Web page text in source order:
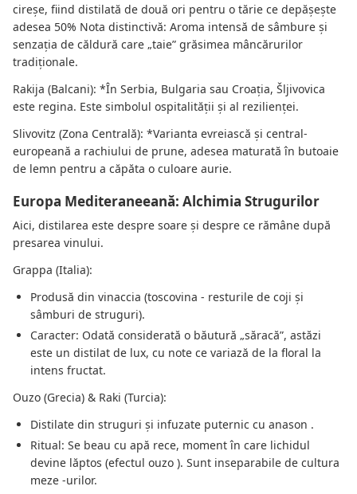
cireșe, fiind distilată de două ori pentru o tărie ce depășește
adesea 50% Nota distinctivă: Aroma intensă de sâmbure și
senzația de căldură care „taie” grăsimea mâncărurilor
tradiționale.
Rakija (Balcani): *În Serbia, Bulgaria sau Croația, Šljivovica
este regina. Este simbolul ospitalității și al rezilienței.
Slivovitz (Zona Centrală): *Varianta evreiască și central-
europeană a rachiului de prune, adesea maturată în butoaie
de lemn pentru a căpăta o culoare aurie.
Europa Mediteraneeană: Alchimia Strugurilor
Aici, distilarea este despre soare și despre ce rămâne după
presarea vinului.
Grappa (Italia):
Produsă din vinaccia (toscovina - resturile de coji și
sâmburi de struguri).
Caracter: Odată considerată o băutură „săracă”, astăzi
este un distilat de lux, cu note ce variază de la floral la
intens fructat.
Ouzo (Grecia) & Raki (Turcia):
Distilate din struguri și infuzate puternic cu anason .
Ritual: Se beau cu apă rece, moment în care lichidul
devine lăptos (efectul ouzo ). Sunt inseparabile de cultura
meze -urilor.